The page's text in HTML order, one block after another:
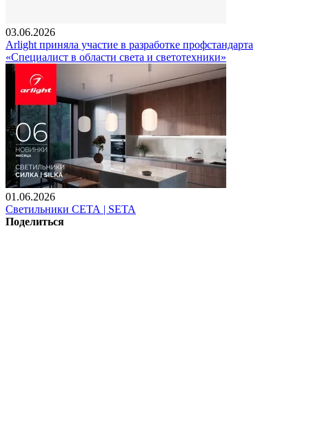
03.06.2026
Arlight приняла участие в разработке профстандарта
«Специалист в области света и светотехники»
01.06.2026
Светильники СЕТА | SETA
Поделиться